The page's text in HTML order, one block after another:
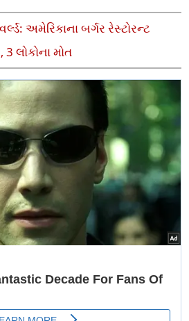
અમેરિકાના બર્ગર રેસ્ટોરન્ટ
લોકોના મોત